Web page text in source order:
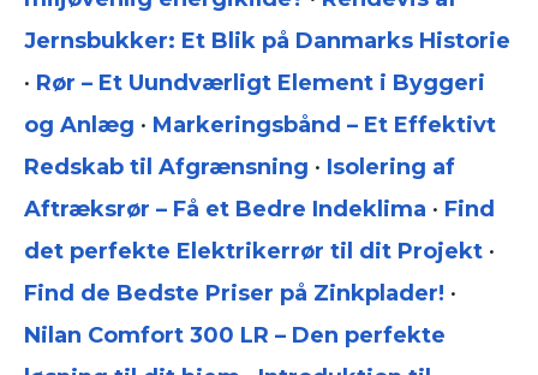
Jernsbukker: Et Blik på Danmarks Historie
• Rør – Et Uundværligt Element i Byggeri
og Anlæg • Markeringsbånd – Et Effektivt
Redskab til Afgrænsning • Isolering af
Aftræksrør – Få et Bedre Indeklima • Find
det perfekte Elektrikerrør til dit Projekt •
Find de Bedste Priser på Zinkplader! •
Nilan Comfort 300 LR – Den perfekte